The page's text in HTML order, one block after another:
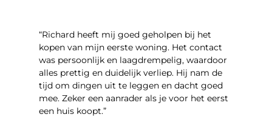
“Richard heeft mij goed geholpen bij het
kopen van mijn eerste woning. Het contact
was persoonlijk en laagdrempelig, waardoor
alles prettig en duidelijk verliep. Hij nam de
tijd om dingen uit te leggen en dacht goed
mee. Zeker een aanrader als je voor het eerst
een huis koopt.”